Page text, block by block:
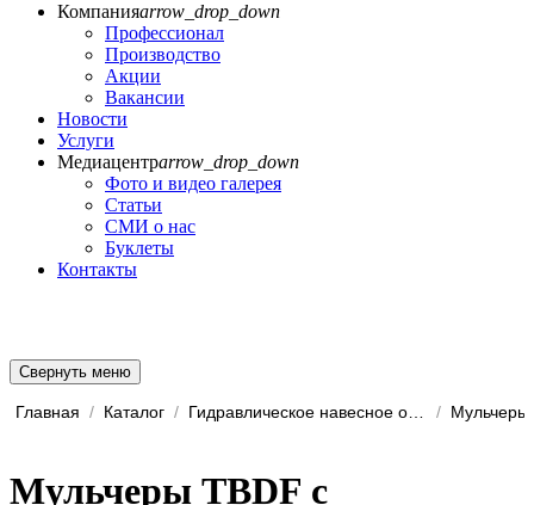
Компанияarrow_drop_down
Профессионал
Производство
Акции
Вакансии
Новости
Услуги
Медиацентрarrow_drop_down
Фото и видео галерея
Статьи
СМИ о нас
Буклеты
Контакты
Свернуть меню
Главная / Каталог / / Мульчеры
Мульчеры TBDF с